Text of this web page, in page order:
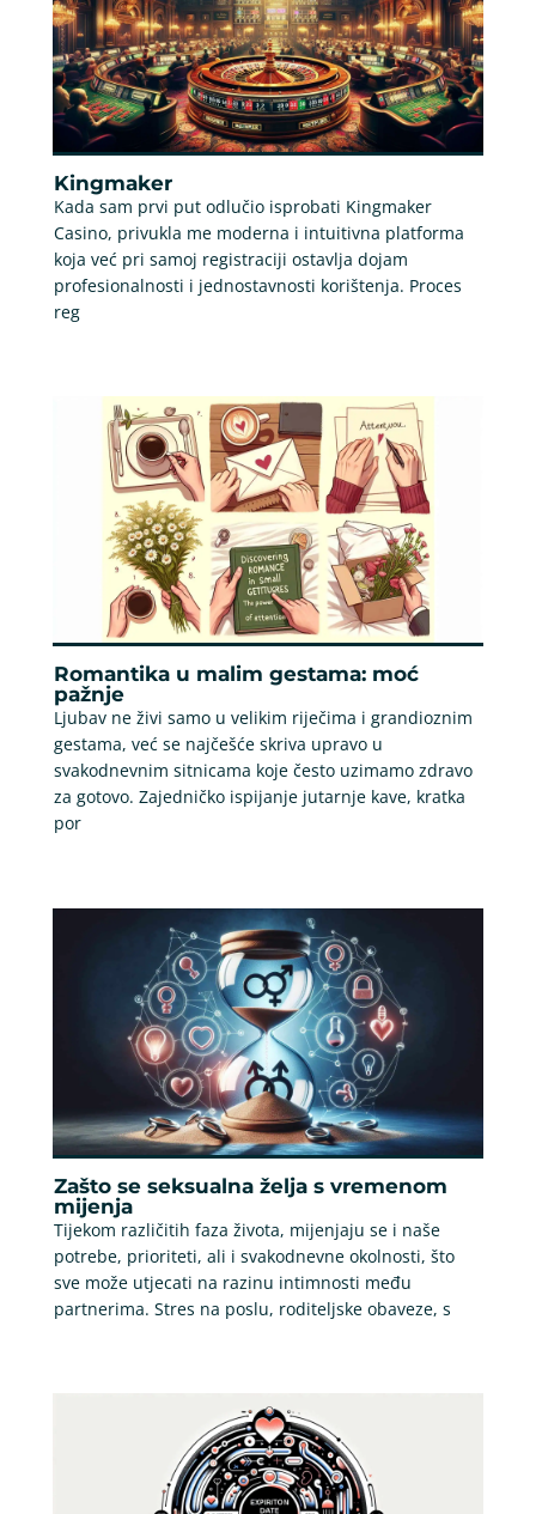
Kingmaker
Kada sam prvi put odlučio isprobati Kingmaker
Casino, privukla me moderna i intuitivna platforma
koja već pri samoj registraciji ostavlja dojam
profesionalnosti i jednostavnosti korištenja. Proces
reg
Romantika u malim gestama: moć
pažnje
Ljubav ne živi samo u velikim riječima i grandioznim
gestama, već se najčešće skriva upravo u
svakodnevnim sitnicama koje često uzimamo zdravo
za gotovo. Zajedničko ispijanje jutarnje kave, kratka
por
Zašto se seksualna želja s vremenom
mijenja
Tijekom različitih faza života, mijenjaju se i naše
potrebe, prioriteti, ali i svakodnevne okolnosti, što
sve može utjecati na razinu intimnosti među
partnerima. Stres na poslu, roditeljske obaveze, s